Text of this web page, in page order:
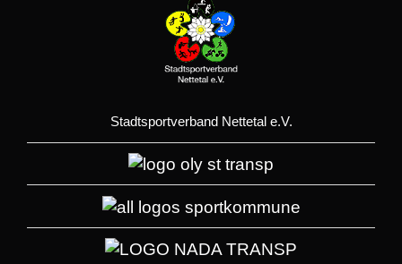
Stadtsportverband Nettetal e.V.